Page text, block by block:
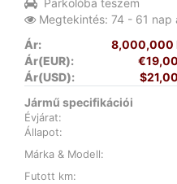
Parkolóba teszem
Megtekintés: 74 - 61 nap
Ár:
8,000,000
Ár(EUR):
Ár(USD):
Jármű specifikációi
Évjárat:
Állapot:
Márka & Modell:
Futott km: